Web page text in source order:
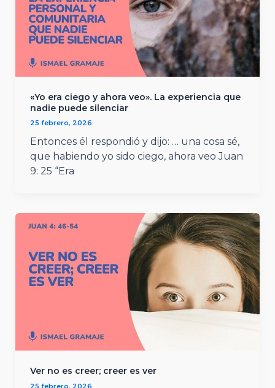
«Yo era ciego y ahora veo». La experiencia que
nadie puede silenciar
25 febrero, 2026
Entonces él respondió y dijo: … una cosa sé,
que habiendo yo sido ciego, ahora veo Juan
9: 25 “Era
Ver no es creer; creer es ver
25 febrero, 2026